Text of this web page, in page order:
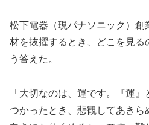
松下電器（現パナソニック）創
材を抜擢するとき、どこを見る
う答えた。
「大切なのは、運です。『運
つかったとき、悲観してあき